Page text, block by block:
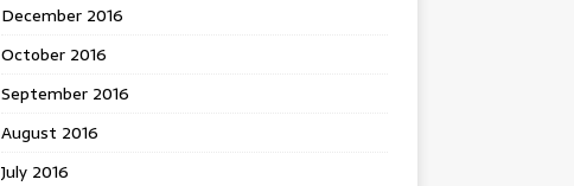
December 2016
October 2016
September 2016
August 2016
July 2016